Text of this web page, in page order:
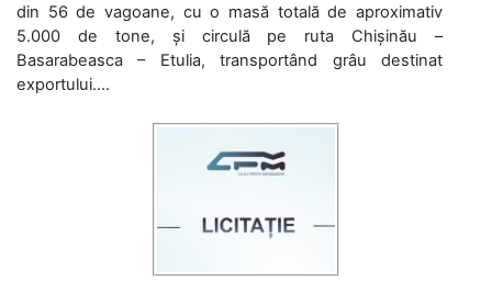
din 56 de vagoane, cu o masă totală de aproximativ
5.000 de tone, și circulă pe ruta Chișinău –
Basarabeasca – Etulia, transportând grâu destinat
exportului....